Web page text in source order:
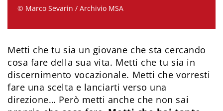
© Marco Sevarin / Archivio MSA
Metti che tu sia un giovane che sta cercando
cosa fare della sua vita. Metti che tu sia in
discernimento vocazionale. Metti che vorresti
fare una scelta e lanciarti verso una
direzione… Però metti anche che non sai